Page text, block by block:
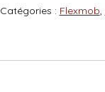
Catégories : Flexmob,